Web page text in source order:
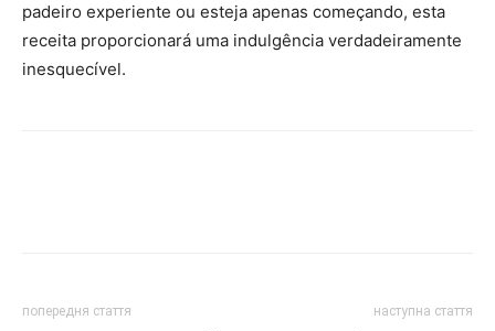
padeiro experiente ou esteja apenas começando, esta
receita proporcionará uma indulgência verdadeiramente
inesquecível.
попередня стаття наступна стаття